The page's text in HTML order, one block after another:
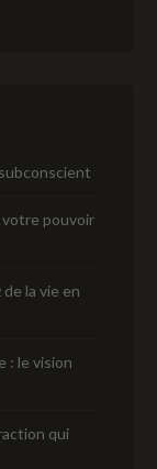
votre pouvoir
la vie en
: le vision
qui